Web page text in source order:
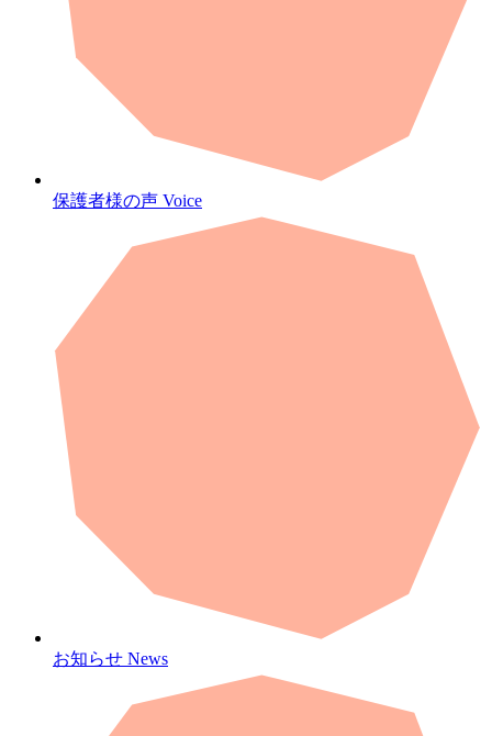
保護者様の声 Voice
お知らせ News